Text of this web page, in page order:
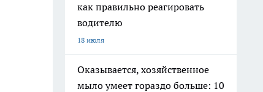
как правильно реагировать
водителю
18 июля
Оказывается, хозяйственное
мыло умеет гораздо больше: 10